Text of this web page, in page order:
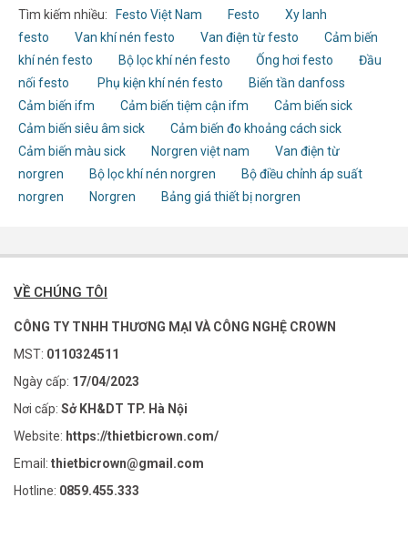
Tìm kiếm nhiều: Festo Việt Nam Festo
Xy lanh
festo
Van khí nén festo Van điện từ festo
Cảm biến
khí nén festo
Bộ lọc khí nén festo Ống hơi festo
Đầu
nối festo
Phụ kiện khí nén festo
Biến tần danfoss
Cảm biến ifm
Cảm biến tiệm cận ifm
Cảm biến sick
Cảm biến siêu âm sick
Cảm biến đo khoảng cách sick
Cảm biến màu sick
Norgren việt nam
Van điện từ
norgren
Bộ lọc khí nén norgren
Bộ điều chỉnh áp suất
norgren
Norgren Bảng giá thiết bị norgren
VỀ CHÚNG TÔI
CÔNG TY TNHH THƯƠNG MẠI VÀ CÔNG NGHỆ CROWN
MST: 0110324511
Ngày cấp: 17/04/2023
Nơi cấp: Sở KH&DT TP. Hà Nội
Website: https://thietbicrown.com/
Email: thietbicrown@gmail.com
Hotline: 0859.455.333